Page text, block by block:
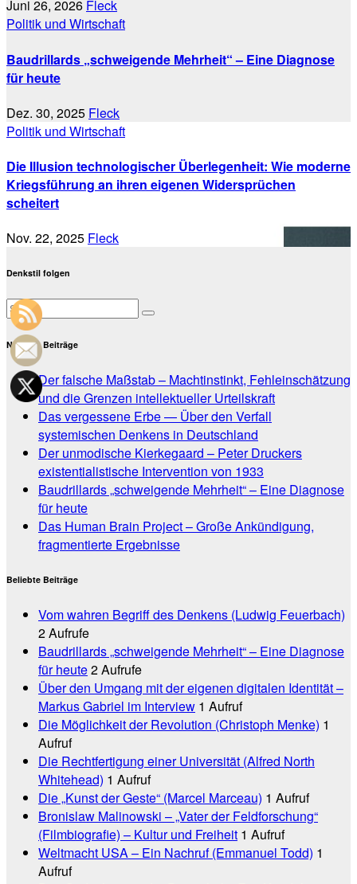
Juni 26, 2026 Fleck
Politik und Wirtschaft
Baudrillards „schweigende Mehrheit“ – Eine Diagnose
für heute
Dez. 30, 2025 Fleck
Politik und Wirtschaft
Die Illusion technologischer Überlegenheit: Wie moderne
Kriegsführung an ihren eigenen Widersprüchen
scheitert
Nov. 22, 2025 Fleck
Denkstil folgen
Neueste Beiträge
Der falsche Maßstab – Machtinstinkt, Fehleinschätzung
und die Grenzen intellektueller Urteilskraft
Das vergessene Erbe — Über den Verfall
systemischen Denkens in Deutschland
Der unmodische Kierkegaard – Peter Druckers
existentialistische Intervention von 1933
Baudrillards „schweigende Mehrheit“ – Eine Diagnose
für heute
Das Human Brain Project – Große Ankündigung,
fragmentierte Ergebnisse
Beliebte Beiträge
Vom wahren Begriff des Denkens (Ludwig Feuerbach)
2 Aufrufe
Baudrillards „schweigende Mehrheit“ – Eine Diagnose
für heute2 Aufrufe
Über den Umgang mit der eigenen digitalen Identität –
Markus Gabriel im Interview 1 Aufruf
Die Möglichkeit der Revolution (Christoph Menke) 1
Aufruf
Die Rechtfertigung einer Universität (Alfred North
Whitehead) 1 Aufruf
Die „Kunst der Geste“ (Marcel Marceau) 1 Aufruf
Bronislaw Malinowski – „Vater der Feldforschung“
(Filmbiografie) – Kultur und Freiheit 1 Aufruf
Weltmacht USA – Ein Nachruf (Emmanuel Todd) 1
Aufruf